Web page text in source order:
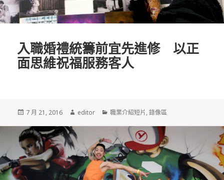
入職婚禮統籌前宜先進修 以正
面思維祝福服務客人
發
於
7 月 21, 2016
作
editor
分
職業介紹短片,錄像區